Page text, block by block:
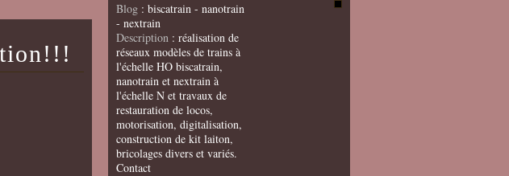
Blog : biscatrain - nanotrain
- nextrain
Description : réalisation de
réseaux modèles de trains à
l'échelle HO biscatrain,
nanotrain et nextrain à
l'échelle N et travaux de
restauration de locos,
motorisation, digitalisation,
construction de kit laiton,
bricolages divers et variés.
Contact